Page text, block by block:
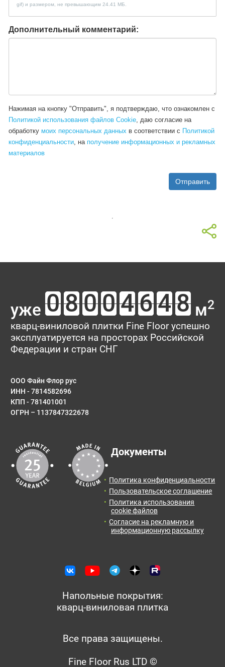
gif) и размером, не превышающим 24.41 МБ.
Дополнительный комментарий:
Нажимая на кнопку "Отправить", я подтверждаю, что ознакомлен c
Политикой использования файлов Cookie, даю согласие на
обработку моих персональных данных в соответствии с Политикой
конфиденциальности, на получение информационных и рекламных
материалов
Отправить
уже м2
кварц-виниловой плитки Fine Floor успешно
эксплуатируется на просторах Российской
Федерации и стран СНГ
ООО Файн Флор рус
ИНН - 7814582696
КПП - 781401001
ОГРН – 1137847322678
Документы
Политика конфиденциальности
Пользовательское соглашение
Политика использования
cookie файлов
Согласие на рекламную и
информационную рассылку
Напольные покрытия:
кварц-виниловая плитка
Все права защищены.
Fine Floor Rus LTD ©